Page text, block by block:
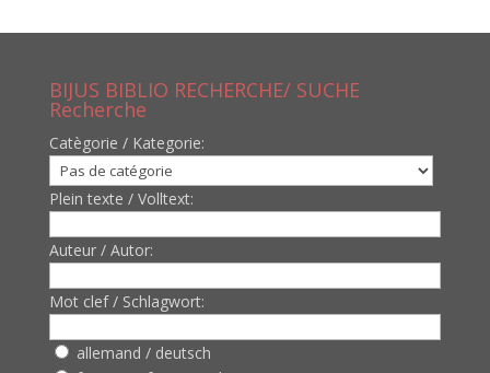
BIJUS BIBLIO RECHERCHE/ SUCHE
Recherche
Catègorie / Kategorie:
Plein texte / Volltext:
Auteur / Autor:
Mot clef / Schlagwort:
allemand / deutsch